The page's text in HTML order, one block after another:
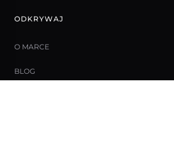
ODKRYWAJ
O MARCE
BLOG